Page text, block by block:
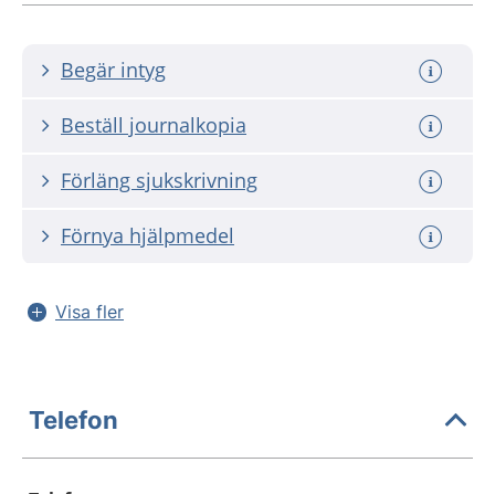
Begär intyg
Beställ journalkopia
Förläng sjukskrivning
Förnya hjälpmedel
Visa fler
Telefon